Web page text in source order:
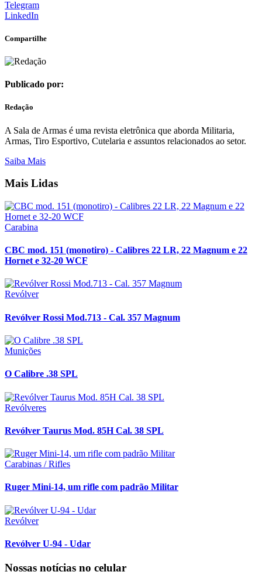
Telegram
LinkedIn
Compartilhe
Publicado por:
Redação
A Sala de Armas é uma revista eletrônica que aborda Militaria,
Armas, Tiro Esportivo, Cutelaria e assuntos relacionados ao setor.
Saiba Mais
Mais Lidas
Carabina
CBC mod. 151 (monotiro) - Calibres 22 LR, 22 Magnum e 22
Hornet e 32-20 WCF
Revólver
Revólver Rossi Mod.713 - Cal. 357 Magnum
Munições
O Calibre .38 SPL
Revólveres
Revólver Taurus Mod. 85H Cal. 38 SPL
Carabinas / Rifles
Ruger Mini-14, um rifle com padrão Militar
Revólver
Revólver U-94 - Udar
Nossas notícias no celular